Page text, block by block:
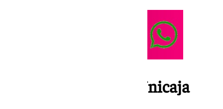
Así es el cuadro del Unicaja